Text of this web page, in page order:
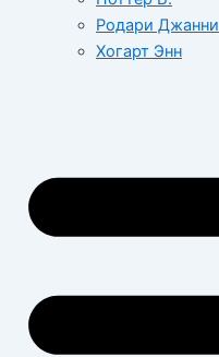
Родари Джанни
Хогарт Энн